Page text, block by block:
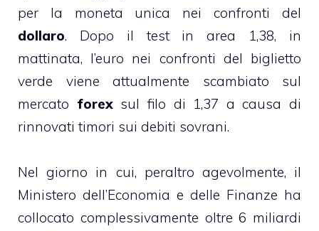
per la moneta unica nei confronti del
dollaro. Dopo il test in area 1,38, in
mattinata, l’euro nei confronti del biglietto
verde viene attualmente scambiato sul
mercato forexsul filo di 1,37 a causa di
rinnovati timori sui debiti sovrani.
Nel giorno in cui, peraltro agevolmente, il
Ministero dell’Economia e delle Finanze ha
collocato complessivamente oltre 6 miliardi